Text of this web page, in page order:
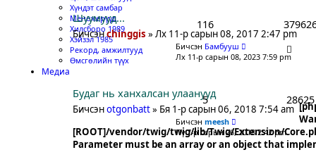
Хүндэт самбар
Менежерүүд
Хилсборо 1989
Хэйзэл 1985
Рекорд, амжилтууд
Өмсгөлийн түүх
Медиа
х
а
й
л
Шуумууд...
Бичсэнchinggis » Лх 11-р сарын 08, 2017 2:47 pm
116
Бичсэн Бамбууш
Лх 11-р сарын 08, 2023 7:59 pm
Будаг нь ханхалсан улаанууд
Бичсэнotgonbatt» Бя 1-р сарын 06, 2018 7:54 am
[ROOT]/vendor/twig/twig/lib/Twig/Extension/
Parameter must be an array or an object that
5 28625
Бичсэн meesh
Пү 7-р сарын 26, 2018 2:42 pm